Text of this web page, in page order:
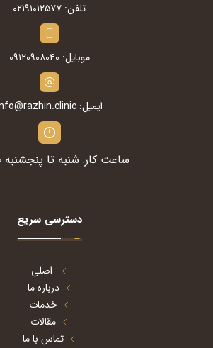
تلفن: ۰۲۱۹۱۰۱۲۵۷۷
موبایل: ۰۹۱۲۰۹۰۸۰۴۰
ایمیل: info@razhin.clinic
ساعت کار: شنبه تا پنجشنبه ۱۰ تا ۱۹
دسترسی سریع
اصلی
درباره ما
خدمات
مقالات
تماس با ما